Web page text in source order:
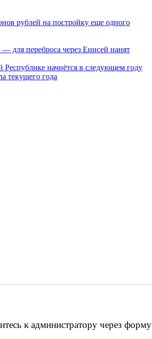
рублей на постройку еще одного
для переброса через Енисей нанят
Республике начнётся в следующем году
текущего года
к администратору через форму